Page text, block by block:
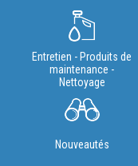
Entretien - Produits de
maintenance -
Nettoyage
Nouveautés